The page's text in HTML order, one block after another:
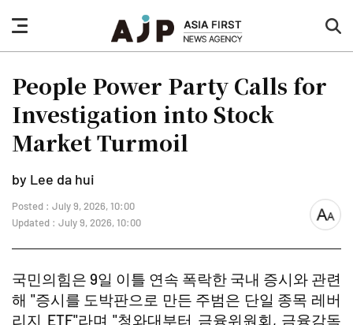
nav
button
People Power Party Calls for
Investigation into Stock
Market Turmoil
by Lee da hui
Posted : July 9, 2026, 10:00
Updated : July 9, 2026, 10:00
font
국민의힘은 9일 이틀 연속 폭락한 국내 증시와 관련
해 "증시를 도박판으로 만든 주범은 단일 종목 레버
리지 ETF"라며 "청와대부터 금융위원회, 금융감독